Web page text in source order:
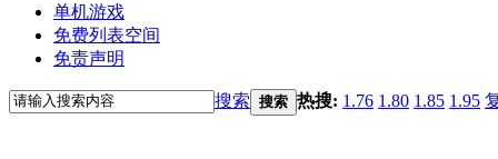
单机游戏
免费列表空间
免责声明
搜索 搜索 热搜: 1.76 1.80 1.85 1.95